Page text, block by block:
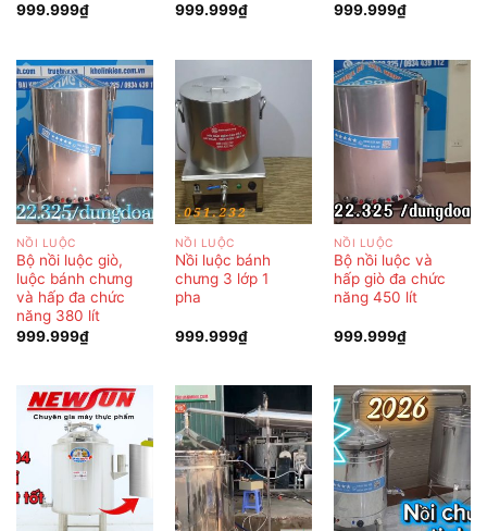
999.999₫ 999.999₫ 999.999₫
NỒI LUỘC
Bộ nồi luộc giò,
luộc bánh chưng
và hấp đa chức
năng 380 lít
999.999₫
NỒI LUỘC
Nồi luộc bánh
chưng 3 lớp 1
pha
999.999₫
NỒI LUỘC
Bộ nồi luộc và
hấp giò đa chức
năng 450 lít
999.999₫